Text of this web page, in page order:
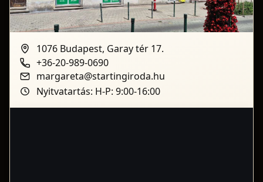
1076 Budapest, Garay tér 17.
+36-20-989-0690
margareta@startingiroda.hu
Nyitvatartás: H-P: 9:00-16:00